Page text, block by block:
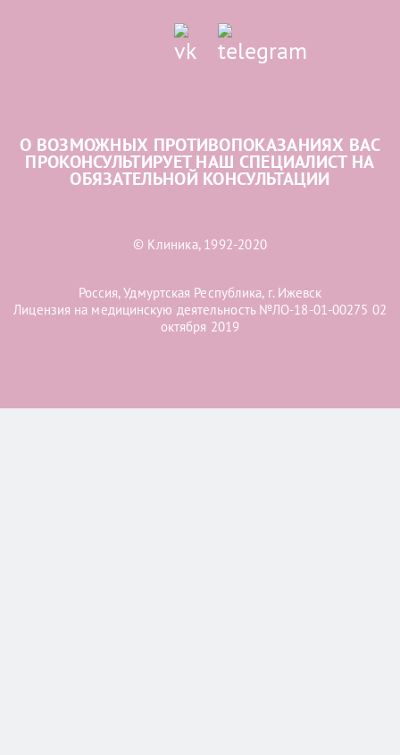
О ВОЗМОЖНЫХ ПРОТИВОПОКАЗАНИЯХ ВАС
ПРОКОНСУЛЬТИРУЕТ НАШ СПЕЦИАЛИСТ НА
ОБЯЗАТЕЛЬНОЙ КОНСУЛЬТАЦИИ
© Клиника, 1992-2020
Россия, Удмуртская Республика, г. Ижевск
Лицензия на медицинскую деятельность №ЛО-18-01-00275 02
октября 2019